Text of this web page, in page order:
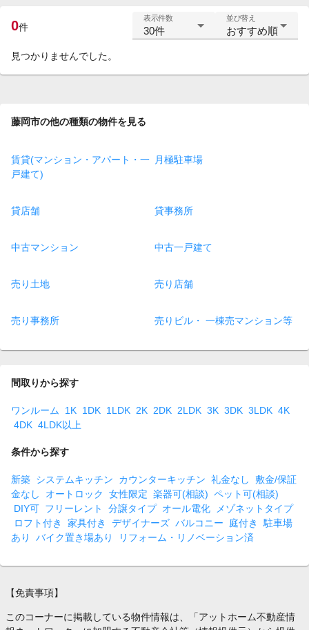
0件
表示件数
30件
並び替え
おすすめ順
見つかりませんでした。
藤岡市の他の種類の物件を見る
賃貸(マンション・アパート・一
戸建て)
月極駐車場
貸店舗 貸事務所
中古マンション 中古一戸建て
売り土地 売り店舗
売り事務所 売りビル・ 一棟売マンション等
間取りから探す
ワンルーム 1K 1DK 1LDK 2K 2DK 2LDK 3K 3DK 3LDK 4K
4DK 4LDK以上
条件から探す
新築 システムキッチン カウンターキッチン 礼金なし
敷金/保証
金なし
オートロック 女性限定 楽器可(相談) ペット可(相談)
DIY可 フリーレント 分譲タイプ オール電化
メゾネットタイプ
ロフト付き
家具付き デザイナーズ バルコニー 庭付き
駐車場
あり
バイク置き場あり リフォーム・リノベーション済
【免責事項】
このコーナーに掲載している物件情報は、「アットホーム不動産情